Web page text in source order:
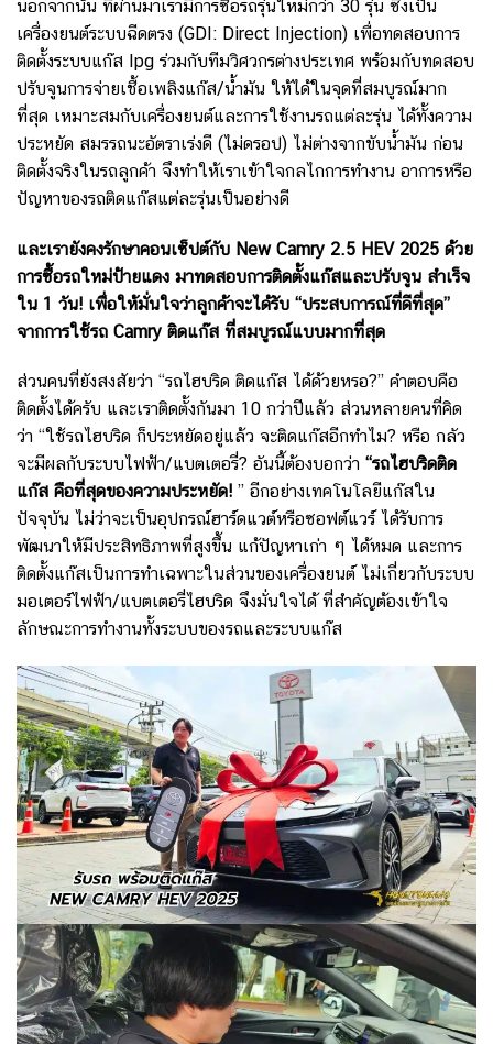
นอกจากนั้น ที่ผ่านมาเรามีการซื้อรถรุ่นใหม่กว่า 30 รุ่น ซึ่งเป็น
เครื่องยนต์ระบบฉีดตรง (GDI: Direct Injection) เพื่อทดสอบการ
ติดตั้งระบบแก๊ส lpg ร่วมกับทีมวิศวกรต่างประเทศ พร้อมกับทดสอบ
ปรับจูนการจ่ายเชื้อเพลิงแก๊ส/น้ำมัน ให้ได้ในจุดที่สมบูรณ์มาก
ที่สุด เหมาะสมกับเครื่องยนต์และการใช้งานรถแต่ละรุ่น ได้ทั้งความ
ประหยัด สมรรถนะอัตราเร่งดี (ไม่ดรอป) ไม่ต่างจากขับน้ำมัน ก่อน
ติดตั้งจริงในรถลูกค้า จึงทำให้เราเข้าใจกลไกการทำงาน อาการหรือ
ปัญหาของรถติดแก๊สแต่ละรุ่นเป็นอย่างดี
และเรายังคงรักษาคอนเซ็ปต์กับ New Camry 2.5 HEV 2025 ด้วย
การซื้อรถใหม่ป้ายแดง มาทดสอบการติดตั้งแก๊สและปรับจูน สำเร็จ
ใน 1 วัน! เพื่อให้มั่นใจว่าลูกค้าจะได้รับ “ประสบการณ์ที่ดีที่สุด”
จากการใช้รถ Camry ติดแก๊ส ที่สมบูรณ์แบบมากที่สุด
ส่วนคนที่ยังสงสัยว่า “รถไฮบริด ติดแก๊ส ได้ด้วยหรอ?” คำตอบคือ
ติดตั้งได้ครับ และเราติดตั้งกันมา 10 กว่าปีแล้ว ส่วนหลายคนที่คิด
ว่า “ใช้รถไฮบริด ก็ประหยัดอยู่แล้ว จะติดแก๊สอีกทำไม? หรือ กลัว
จะมีผลกับระบบไฟฟ้า/แบตเตอรี่? อันนี้ต้องบอกว่า “รถไฮบริดติด
แก๊ส คือที่สุดของความประหยัด! ” อีกอย่างเทคโนโลยีแก๊สใน
ปัจจุบัน ไม่ว่าจะเป็นอุปกรณ์ฮาร์ดแวต์หรือซอฟต์แวร์ ได้รับการ
พัฒนาให้มีประสิทธิภาพที่สูงขึ้น แก้ปัญหาเก่า ๆ ได้หมด และการ
ติดตั้งแก๊สเป็นการทำเฉพาะในส่วนของเครื่องยนต์ ไม่เกี่ยวกับระบบ
มอเตอร์ไฟฟ้า/แบตเตอรี่ไฮบริด จึงมั่นใจได้ ที่สำคัญต้องเข้าใจ
ลักษณะการทำงานทั้งระบบของรถและระบบแก๊ส